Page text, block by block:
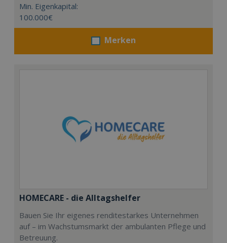
Min. Eigenkapital:
100.000€
Merken
HOMECARE - die Alltagshelfer
Bauen Sie Ihr eigenes renditestarkes Unternehmen
auf – im Wachstumsmarkt der ambulanten Pflege und
Betreuung.